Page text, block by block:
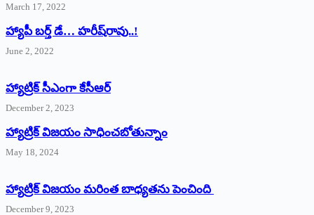
March 17, 2022
హ్యాపీ బర్త్ ‌డే… హరీష్‌రావు..!
June 2, 2022
హ్యాట్రిక్‌ ‌సీఎంగా కేసీఆర్‌
December 2, 2023
హ్యాట్రిక్‌ విజయం సాధించబోతున్నాం
May 18, 2024
హ్యాట్రిక్ విజయం మరింత బాధ్యతను పెంచింది
December 9, 2023